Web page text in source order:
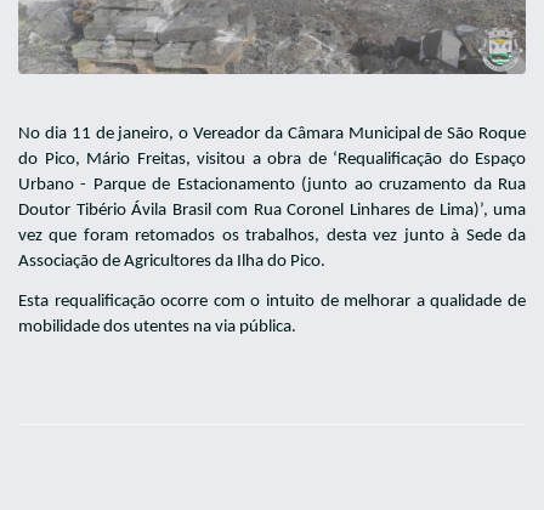
No dia 11 de janeiro, o Vereador da Câmara Municipal de São Roque
do Pico, Mário Freitas, visitou a obra de ‘Requalificação do Espaço
Urbano - Parque de Estacionamento (junto ao cruzamento da Rua
Doutor Tibério Ávila Brasil com Rua Coronel Linhares de Lima)’, uma
vez que foram retomados os trabalhos, desta vez junto à Sede da
Associação de Agricultores da Ilha do Pico.
Esta requalificação ocorre com o intuito de melhorar a qualidade de
mobilidade dos utentes na via pública.